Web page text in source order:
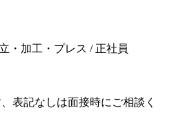
・加工・プレス / 正社員
表記なしは面接時にご相談く